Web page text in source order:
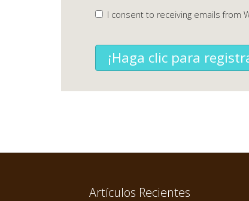
I consent to receiving emails from
¡Haga clic para
Artículos Recientes